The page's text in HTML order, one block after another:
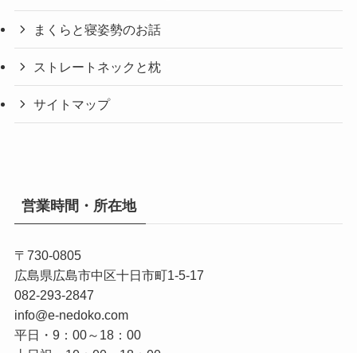
まくらと寝姿勢のお話
ストレートネックと枕
サイトマップ
営業時間・所在地
〒730-0805
広島県広島市中区十日市町1-5-17
082-293-2847
info@e-nedoko.com
平日・9：00～18：00